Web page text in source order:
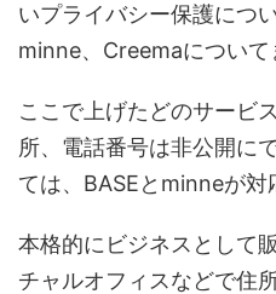
いプライバシー保護につ
minne、Creemaについて
ここで上げたどのサービ
所、電話番号は非公開に
ては、BASEとminneが対
本格的にビジネスとして
チャルオフィスなどで住